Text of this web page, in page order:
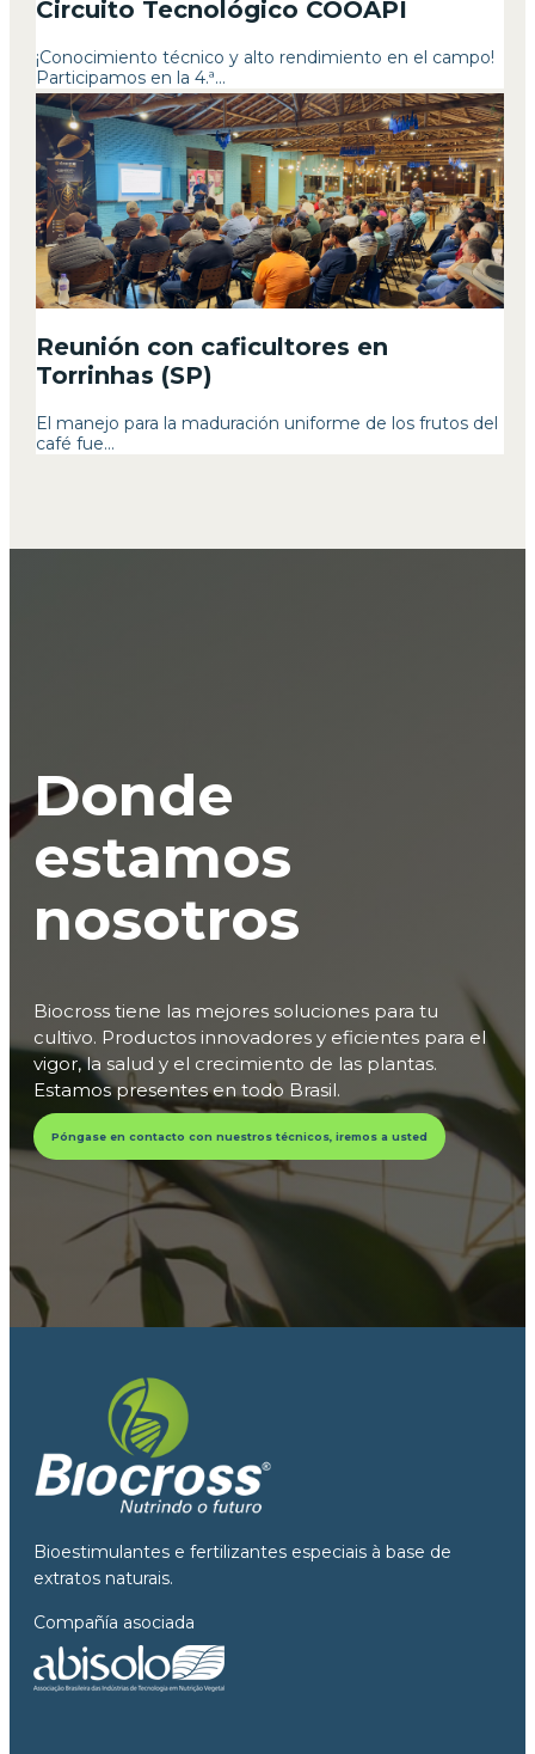
Circuito Tecnológico COOAPI
¡Conocimiento técnico y alto rendimiento en el campo!
Participamos en la 4.ª...
Reunión con caficultores en
Torrinhas (SP)
El manejo para la maduración uniforme de los frutos del
café fue...
Donde
estamos
nosotros
Biocross tiene las mejores soluciones para tu
cultivo. Productos innovadores y eficientes para el
vigor, la salud y el crecimiento de las plantas.
Estamos presentes en todo Brasil.
Póngase en contacto con nuestros técnicos, iremos a usted
Bioestimulantes e fertilizantes especiais à base de
extratos naturais.
Compañía asociada